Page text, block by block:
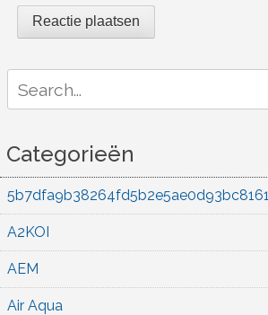
for:
Categorieën
5b7dfa9b38264fd5b2e5ae0d93bc8161
A2KOI
AEM
Air Aqua